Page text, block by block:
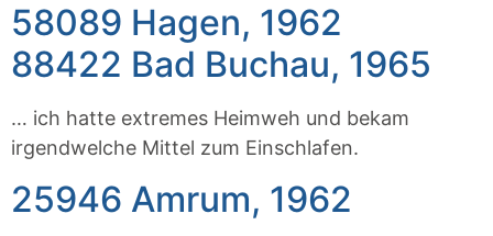
58089 Hagen, 1962
88422 Bad Buchau, 1965
… ich hatte extremes Heimweh und bekam
irgendwelche Mittel zum Einschlafen.
25946 Amrum, 1962